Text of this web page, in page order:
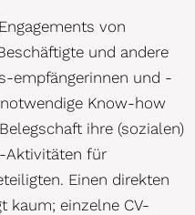
von
und andere
empfängerinnen und -
Know-how
ihre (sozialen)
Aktivitäten für
Einen direkten
kaum; einzelne CV-